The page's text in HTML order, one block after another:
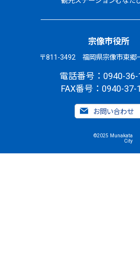
宗像市役所
〒811-3492 福岡県宗像市東郷
電話番号：0940-36-
FAX番号：0940-37-
お問い合わせ
©2025 Munakata
City